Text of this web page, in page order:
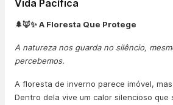
Vida Pacífica
🌲🦊✨ A Floresta Que Protege
A natureza nos guarda no silêncio,
percebemos.
A floresta de inverno parece imóvel,
Dentro dela vive um calor silencioso que